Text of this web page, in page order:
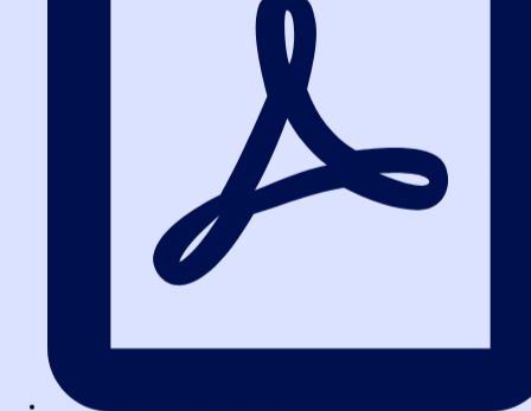
с видами прекрасными из окна, классы оборудованы всем
необходимым, в т.ч. Ноутбуками для практических занятий, есть
столовая, кафе, где можно выпить вкусный кофе и перекусить.
Персонал приветливый. Конечно самое ценное- это…